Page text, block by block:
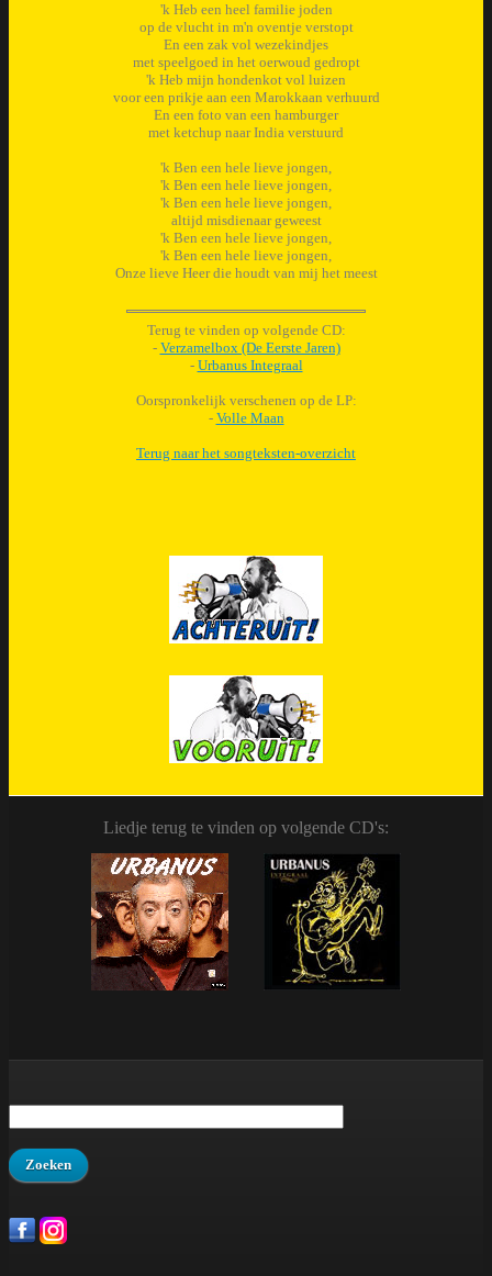
'k Heb een heel familie joden
op de vlucht in m'n oventje verstopt
En een zak vol wezekindjes
met speelgoed in het oerwoud gedropt
'k Heb mijn hondenkot vol luizen
voor een prikje aan een Marokkaan verhuurd
En een foto van een hamburger
met ketchup naar India verstuurd
'k Ben een hele lieve jongen,
'k Ben een hele lieve jongen,
'k Ben een hele lieve jongen,
altijd misdienaar geweest
'k Ben een hele lieve jongen,
'k Ben een hele lieve jongen,
Onze lieve Heer die houdt van mij het meest
Terug te vinden op volgende CD:
- Verzamelbox (De Eerste Jaren)
- Urbanus Integraal
Oorspronkelijk verschenen op de LP:
- Volle Maan
Terug naar het songteksten-overzicht
Liedje terug te vinden op volgende CD's: